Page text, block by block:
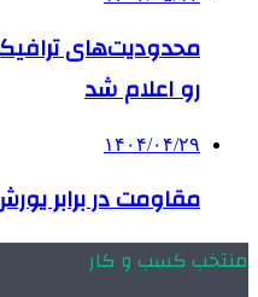
محدودیت‌های
رو اعلام شد
۱۴۰۴/۰۴/۲۹
مقاومت در برابر
منتخب کسب و کار